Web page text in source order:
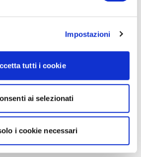
Impostazioni
tutti i cookie
ai selezionati
i cookie necessari